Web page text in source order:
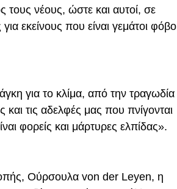
νέους, ώστε και αυτοί, σε
εκείνους που είναι γεμάτοι φόβο
για το κλίμα, από την τραγωδία
τις αδελφές μας που πνίγονται
φορείς και μάρτυρες ελπίδας».
Ούρσουλα von der Leyen, η